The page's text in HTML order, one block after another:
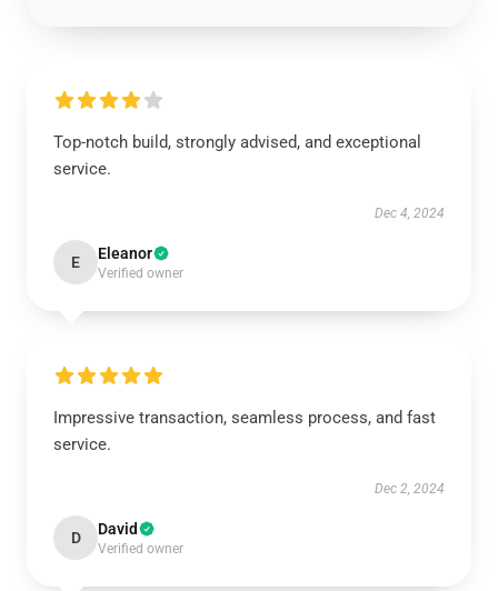
Top-notch build, strongly advised, and exceptional
service.
Dec 4, 2024
E Eleanor
Verified owner
Impressive transaction, seamless process, and fast
service.
Dec 2, 2024
D David
Verified owner